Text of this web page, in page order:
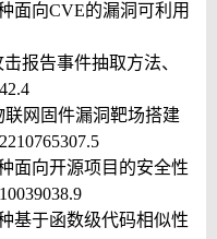
面向CVE的漏洞可利用
报告事件抽取方法、
网固件漏洞靶场搭建
面向开源项目的安全性
基于函数级代码相似性